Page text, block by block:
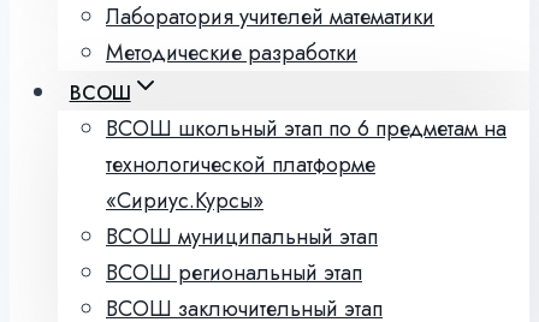
Лаборатория учителей математики
Методические разработки
ВСОШ
ВСОШ школьный этап по 6 предметам на
технологической платформе
«Сириус.Курсы»
ВСОШ муниципальный этап
ВСОШ региональный этап
ВСОШ заключительный этап